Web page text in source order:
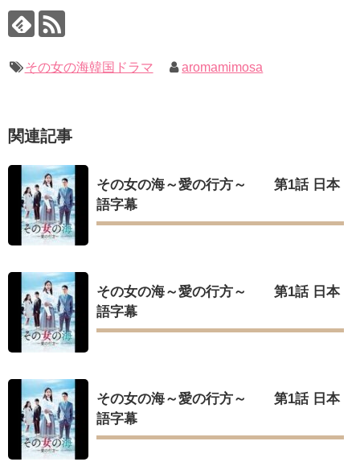
キングを一部公開（DVD-SET2特典映像より）
Powered by livedoor 相互RSS
いでしょ？” Big News TV
幻の王女チャミョンゴ エンディング
か」出演で話題 Big News TV
Powered by livedoor 相互RSS
その女の海韓国ドラマ aromamimosa
関連記事
その女の海～愛の行方～ 第1話 日本
語字幕
その女の海～愛の行方～ 第1話 日本
語字幕
その女の海～愛の行方～ 第1話 日本
語字幕